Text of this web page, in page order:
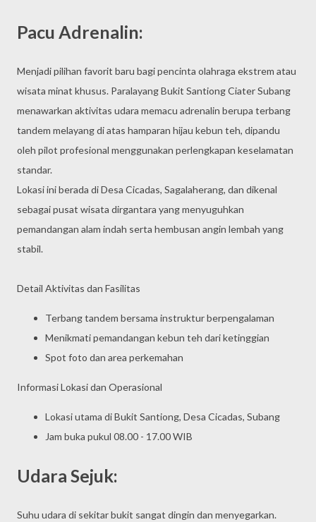
Pacu Adrenalin:
Menjadi pilihan favorit baru bagi pencinta olahraga ekstrem atau
wisata minat khusus. Paralayang Bukit Santiong Ciater Subang
menawarkan aktivitas udara memacu adrenalin berupa terbang
tandem melayang di atas hamparan hijau kebun teh, dipandu
oleh pilot profesional menggunakan perlengkapan keselamatan
standar.
Lokasi ini berada di Desa Cicadas, Sagalaherang, dan dikenal
sebagai pusat wisata dirgantara yang menyuguhkan
pemandangan alam indah serta hembusan angin lembah yang
stabil.
Detail Aktivitas dan Fasilitas
Terbang tandem bersama instruktur berpengalaman
Menikmati pemandangan kebun teh dari ketinggian
Spot foto dan area perkemahan
Informasi Lokasi dan Operasional
Lokasi utama di Bukit Santiong, Desa Cicadas, Subang
Jam buka pukul 08.00 - 17.00 WIB
Udara Sejuk:
Suhu udara di sekitar bukit sangat dingin dan menyegarkan.